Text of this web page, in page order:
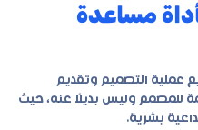
مساعدة
عملية التصميم وتقديم
للمصمم وليس بديلًا عنه، حيث
بشرية.